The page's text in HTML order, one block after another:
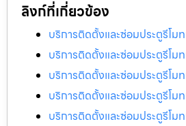
ลิงก์ที่เกี่ยวข้อง
บริการติดตั้งและซ่อมประตูรีโม
บริการติดตั้งและซ่อมประตูรีโม
บริการติดตั้งและซ่อมประตูรีโม
บริการติดตั้งและซ่อมประตูรีโม
บริการติดตั้งและซ่อมประตูรีโม